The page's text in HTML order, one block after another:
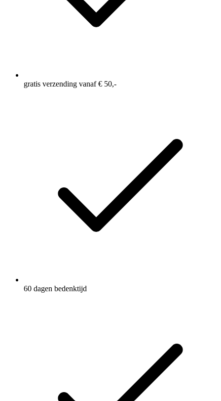
gratis verzending vanaf € 50,-
60 dagen bedenktijd